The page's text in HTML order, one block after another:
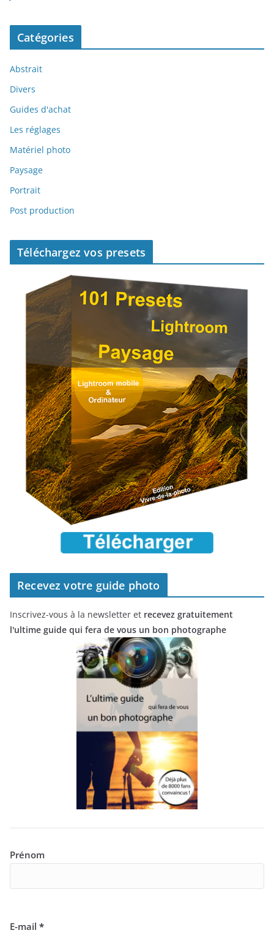
Catégories
Abstrait
Divers
Guides d'achat
Les réglages
Matériel photo
Paysage
Portrait
Post production
Téléchargez vos presets
Recevez votre guide photo
Inscrivez-vous à la newsletter et recevez gratuitement
l'ultime guide qui fera de vous un bon photographe
Prénom
E-mail *